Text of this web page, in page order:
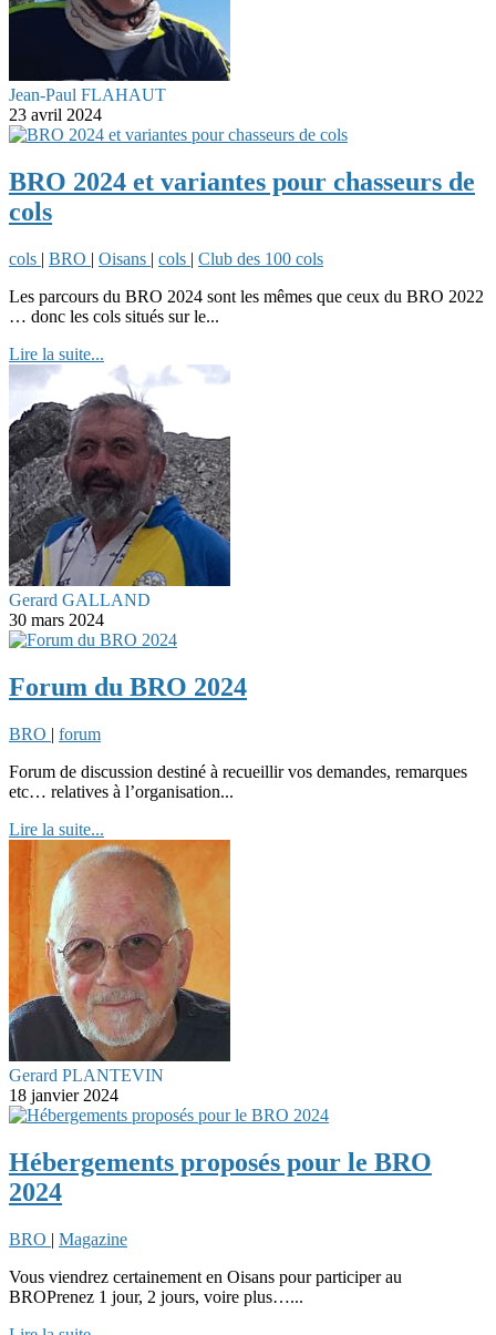
Jean-Paul FLAHAUT
23 avril 2024
BRO 2024 et variantes pour chasseurs de
cols
cols | BRO | Oisans | cols | Club des 100 cols
Les parcours du BRO 2024 sont les mêmes que ceux du BRO 2022
… donc les cols situés sur le...
Lire la suite...
Gerard GALLAND
30 mars 2024
Forum du BRO 2024
BRO | forum
Forum de discussion destiné à recueillir vos demandes, remarques
etc… relatives à l’organisation...
Lire la suite...
Gerard PLANTEVIN
18 janvier 2024
Hébergements proposés pour le BRO
2024
BRO | Magazine
Vous viendrez certainement en Oisans pour participer au
BROPrenez 1 jour, 2 jours, voire plus…...